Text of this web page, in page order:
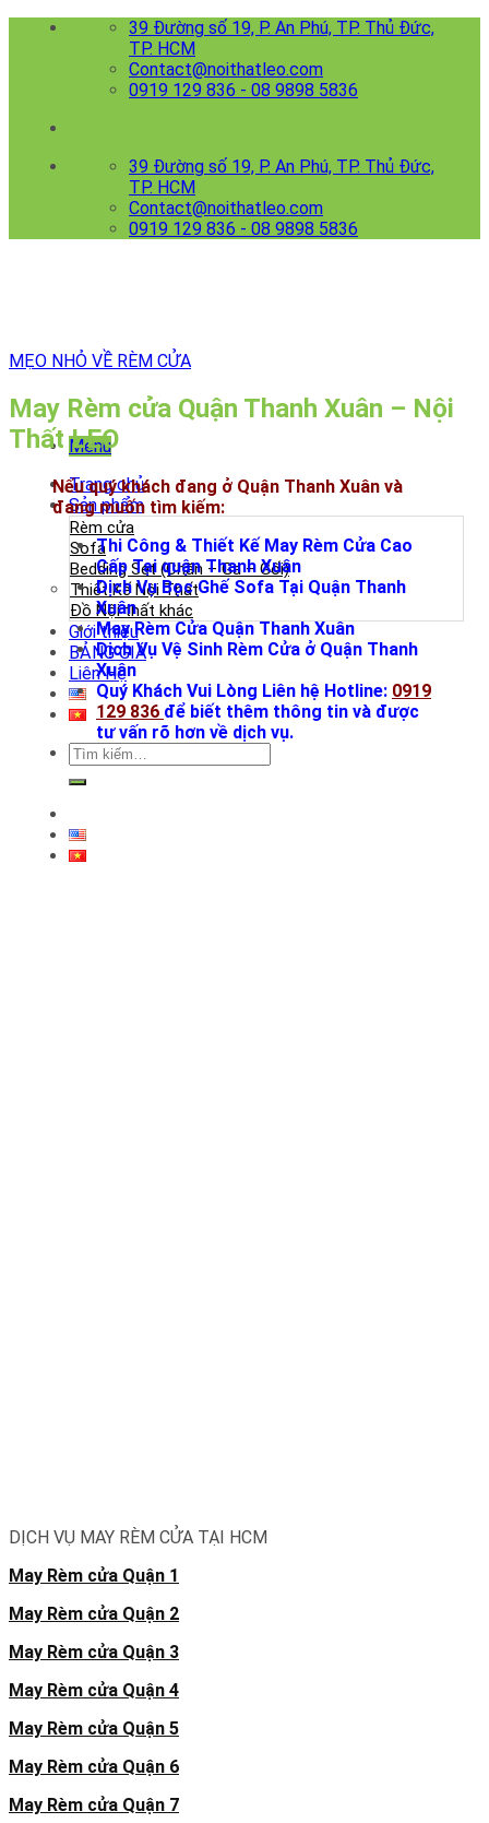
39 Đường số 19, P. An Phú, TP. Thủ Đức,
TP. HCM
Contact@noithatleo.com
0919 129 836 - 08 9898 5836
39 Đường số 19, P. An Phú, TP. Thủ Đức,
TP. HCM
Contact@noithatleo.com
0919 129 836 - 08 9898 5836
Menu
Trang chủ
Sản phẩm
Rèm cửa
Sofa
Bedding Set (Chăn – Ga – Gối)
Thiết Kế Nội Thất
Đồ Nội thất khác
Giới thiệu
BẢNG GIÁ
Liên Hệ
Tìm
kiếm:
MẸO NHỎ VỀ RÈM CỬA
May Rèm cửa Quận Thanh Xuân – Nội
Thất LEO
Nếu quý khách đang ở Quận Thanh Xuân và
đang muốn tìm kiếm:
Thi Công & Thiết Kế May Rèm Cửa Cao
Cấp Tại quận Thanh Xuân
Dịch Vụ Bọc Ghế Sofa Tại Quận Thanh
Xuân
May Rèm Cửa Quận Thanh Xuân
Dịch Vụ Vệ Sinh Rèm Cửa ở Quận Thanh
Xuân
Quý Khách Vui Lòng Liên hệ Hotline: 0919
129 836 để biết thêm thông tin và được
tư vấn rõ hơn về dịch vụ.
DỊCH VỤ MAY RÈM CỬA TẠI HCM
May Rèm cửa Quận 1
May Rèm cửa Quận 2
May Rèm cửa Quận 3
May Rèm cửa Quận 4
May Rèm cửa Quận 5
May Rèm cửa Quận 6
May Rèm cửa Quận 7